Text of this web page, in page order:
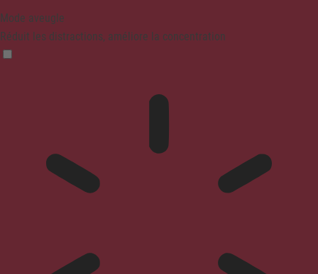
Mode aveugle
Réduit les distractions, améliore la concentration